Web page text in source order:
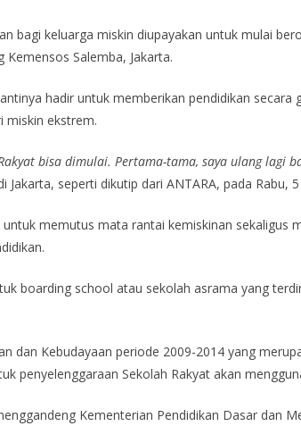
bagi keluarga miskin diupayakan untuk mulai
Salemba, Jakarta.
hadir untuk memberikan pendidikan
miskin ekstrem.
bisa dimulai. Pertama-tama, saya ulang lagi
seperti dikutip dari ANTARA, pada Rabu,
memutus mata rantai kemiskinan
boarding school atau sekolah asrama yang
dan Kebudayaan periode 2009-2014 yang
penyelenggaraan Sekolah Rakyat akan
Kementerian Pendidikan Dasar dan